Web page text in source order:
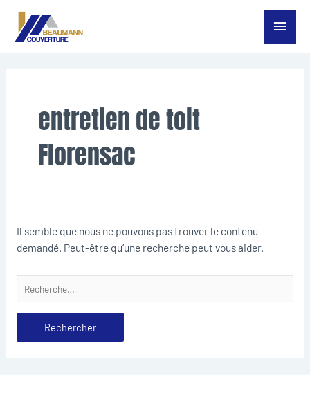
Aller
Menu
entretien de toit
Florensac
Il semble que nous ne pouvons pas trouver le contenu
demandé. Peut-être qu’une recherche peut vous aider.